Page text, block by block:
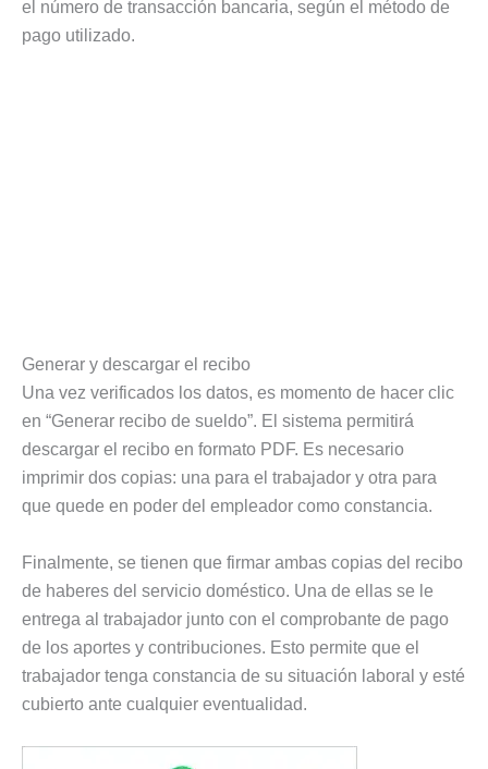
el número de transacción bancaria, según el método de
pago utilizado.
Generar y descargar el recibo
Una vez verificados los datos, es momento de hacer clic
en “Generar recibo de sueldo”. El sistema permitirá
descargar el recibo en formato PDF. Es necesario
imprimir dos copias: una para el trabajador y otra para
que quede en poder del empleador como constancia.
Finalmente, se tienen que firmar ambas copias del recibo
de haberes del servicio doméstico. Una de ellas se le
entrega al trabajador junto con el comprobante de pago
de los aportes y contribuciones. Esto permite que el
trabajador tenga constancia de su situación laboral y esté
cubierto ante cualquier eventualidad.